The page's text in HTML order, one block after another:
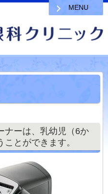
ナーは、乳幼児（6か
とができます。
MENU